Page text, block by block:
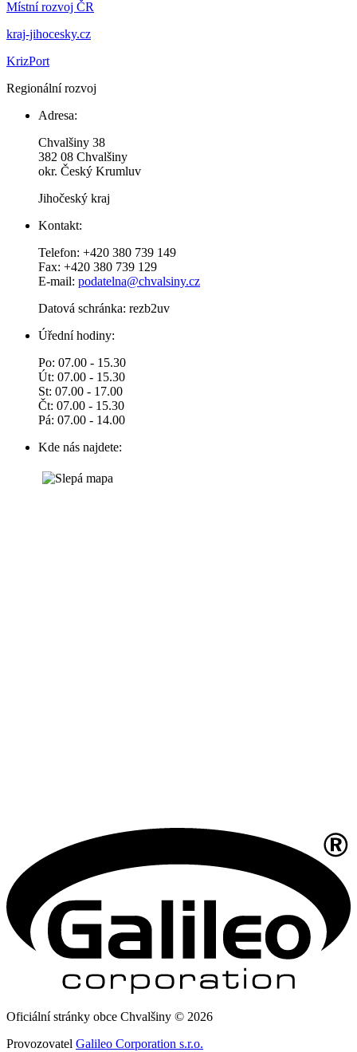
Místní rozvoj ČR
kraj-jihocesky.cz
KrizPort
Regionální rozvoj
Adresa:
Chvalšiny 38
382 08 Chvalšiny
okr. Český Krumluv
Jihočeský kraj
Kontakt:
Telefon: +420 380 739 149
Fax: +420 380 739 129
E-mail: podatelna@chvalsiny.cz
Datová schránka: rezb2uv
Úřední hodiny:
Po: 07.00 - 15.30
Út: 07.00 - 15.30
St: 07.00 - 17.00
Čt: 07.00 - 15.30
Pá: 07.00 - 14.00
Kde nás najdete:
Oficiální stránky obce Chvalšiny © 2026
Provozovatel Galileo Corporation s.r.o.